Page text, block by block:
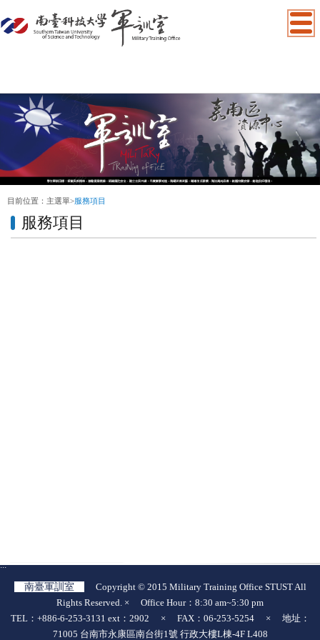
目前位置： 主選單>服務項目
服務項目
:::
南臺軍訓室
Copyright © 2015 Military Training Office STUST All
Rights Reserved. × Office Hour：8:30 am~5:30 pm
TEL：+886-6-253-3131 ext：2902 × FAX：06-253-5254 × 地址：
71005 台南市永康區南台街1號 行政大樓L棟-4F L408